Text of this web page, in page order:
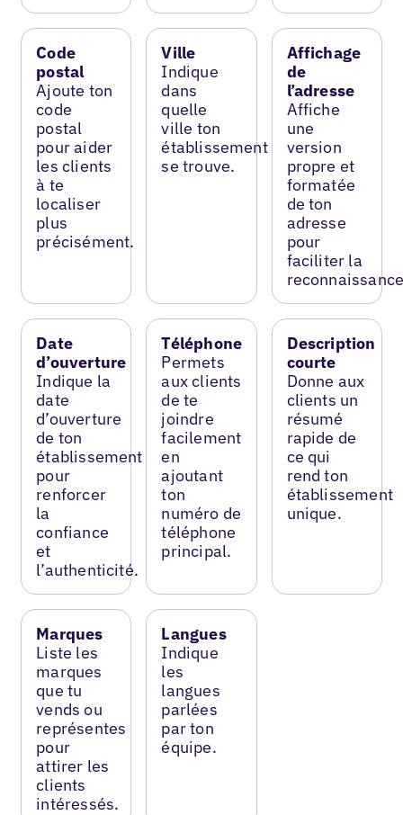
Code
postal
Ajoute ton
code
postal
pour aider
les clients
à te
localiser
plus
précisément.
Ville
Indique
dans
quelle
ville ton
établissement
se trouve.
Affichage
de
l’adresse
Affiche
une
version
propre et
formatée
de ton
adresse
pour
faciliter la
Date
d’ouverture
Indique la
date
d’ouverture
de ton
établissement
pour
renforcer
la
confiance
et
l’authenticité.
Téléphone
Permets
aux clients
de te
joindre
facilement
en
ajoutant
ton
numéro de
téléphone
principal.
Description
courte
Donne aux
clients un
résumé
rapide de
ce qui
rend ton
établissement
unique.
Marques
Liste les
marques
que tu
vends ou
représentes
pour
attirer les
clients
intéressés.
Langues
Indique
les
langues
parlées
par ton
équipe.